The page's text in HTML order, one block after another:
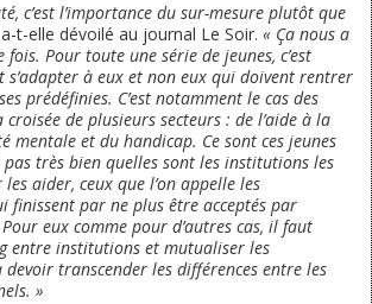
c’est l’importance du sur-mesure plutôt que
t-elle dévoilé au journal Le Soir. « Ça nous a
Pour toute une série de jeunes, c’est
à eux et non eux qui doivent rentrer
prédéfinies. C’est notamment le cas des
de plusieurs secteurs : de l’aide à la
mentale et du handicap. Ce sont ces jeunes
très bien quelles sont les institutions les
aider, ceux que l’on appelle les
finissent par ne plus être acceptés par
eux comme pour d’autres cas, il faut
entre institutions et mutualiser les
devoir transcender les différences entre les
»